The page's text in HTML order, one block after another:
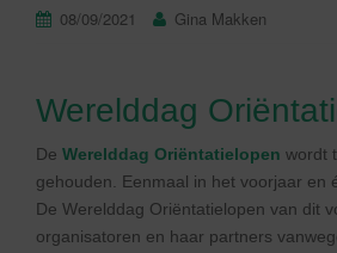
08/09/2021 Gina Makken
Werelddag
De Werelddag Oriëntatielopen wordt
gehouden. Eenmaal in het voorjaar en
De Werelddag Oriëntatielopen van dit
organisatoren en haar partners